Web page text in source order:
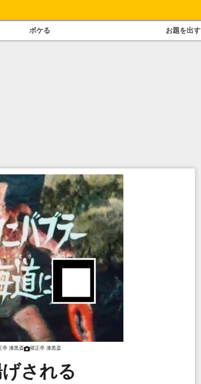
ボケる お題を出す
亭 漆黒斎 寝正亭 漆黒斎
される